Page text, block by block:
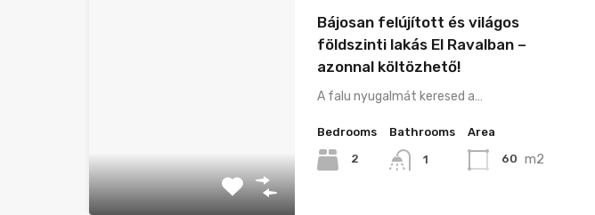
Bájosan felújított és világos
földszinti lakás El Ravalban –
azonnal költözhető!
A falu nyugalmát keresed a…
Bedrooms
2
Bathrooms
1
Area
60 m2